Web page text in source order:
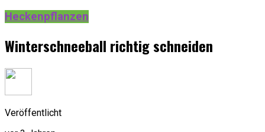
Heckenpflanzen
Winterschneeball richtig schneiden
Veröffentlicht